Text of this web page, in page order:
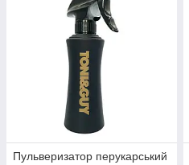
Пульверизатор перукарський